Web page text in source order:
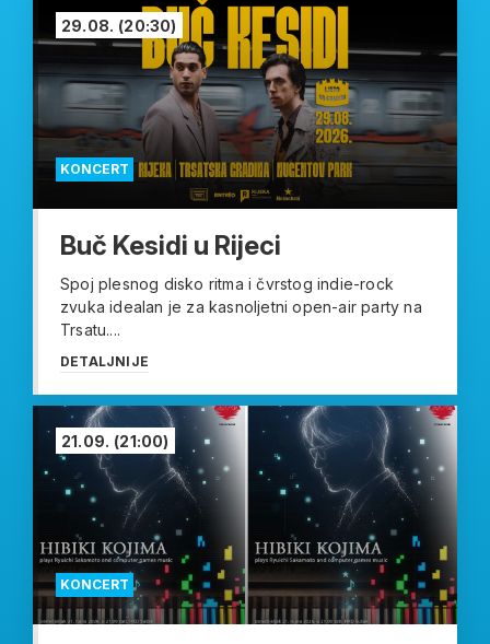
KONCERT
29.08. (20:30)
Buč Kesidi u Rijeci
Spoj plesnog disko ritma i čvrstog indie-rock
zvuka idealan je za kasnoljetni open-air party na
Trsatu....
DETALJNIJE
KONCERT
21.09. (21:00)